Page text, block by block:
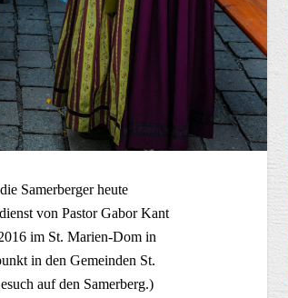
Samerberger heute
von Pastor Gabor Kant
im St. Marien-Dom in
in den Gemeinden St.
auf den Samerberg.)